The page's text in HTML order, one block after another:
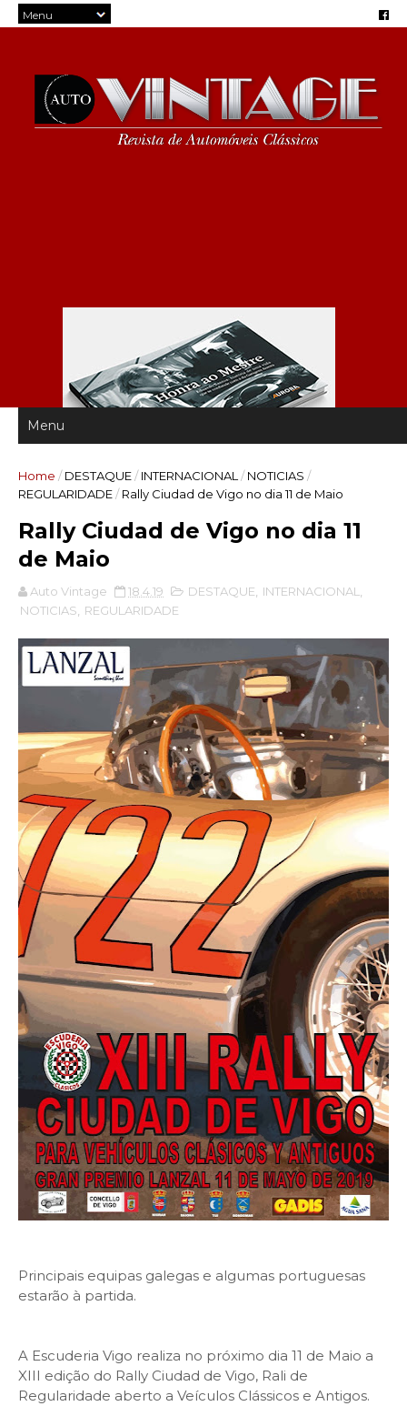
Home / DESTAQUE/ INTERNACIONAL / NOTICIAS /
REGULARIDADE/ Rally Ciudad de Vigo no dia 11 de Maio
Rally Ciudad de Vigo no dia 11
de Maio
Auto Vintage 18.4.19 DESTAQUE INTERNACIONAL
NOTICIAS
REGULARIDADE
Principais equipas galegas e algumas portuguesas
estarão à partida.
A Escuderia Vigo realiza no próximo dia 11 de Maio a
XIII edição do Rally Ciudad de Vigo, Rali de
Regularidade aberto a Veículos Clássicos e Antigos.